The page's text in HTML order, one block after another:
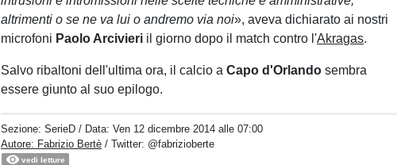
altrimenti o se ne va lui o andremo via noi», aveva dichiarato ai nostri
microfoni Paolo Arcivieri il giorno dopo il match contro l'Akragas.
Salvo ribaltoni dell'ultima ora, il calcio aCapo d'Orlando sembra
essere giunto al suo epilogo.
Sezione:SerieD / Data:Ven 12 dicembre 2014 alle 07:00
Autore: Fabrizio Bertè / Twitter: @fabrizioberte
vedi letture